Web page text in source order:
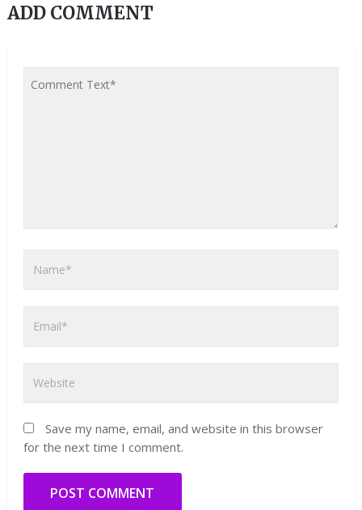
ADD COMMENT
Save my name, email, and website in this browser
for the next time I comment.